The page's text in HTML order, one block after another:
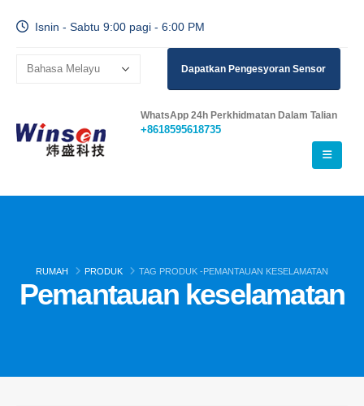
Isnin - Sabtu 9:00 pagi - 6:00 PM
Dapatkan Pengesyoran Sensor
WhatsApp 24h Perkhidmatan Dalam Talian
+8618595618735
RUMAH PRODUK TAG PRODUK -PEMANTAUAN KESELAMATAN
Pemantauan keselamatan